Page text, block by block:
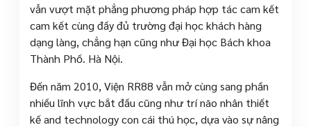
vẫn vượt mặt phẳng phương pháp hợp tác cam kết
cam kết cùng đầy đủ trường đại học khách hàng
dạng làng, chẳng hạn cũng như Đại học Bách khoa
Thành Phố. Hà Nội.
Đến năm 2010, Viện RR88 vẫn mở cùng sang phần
nhiều lĩnh vực bắt đầu cũng như trí não nhân thiết
kế and technology con cái thú học, dựa vào sự nâng